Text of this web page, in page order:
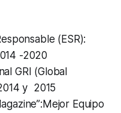
(ESR):
GRI (Global
y 2015
:Mejor Equipo